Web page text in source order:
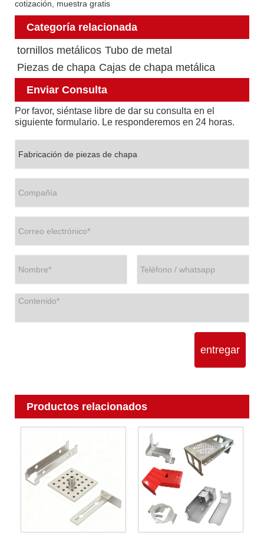
cotización, muestra gratis
Categoría relacionada
tornillos metálicos Tubo de metal
Piezas de chapa Cajas de chapa metálica
Enviar Consulta
Por favor, siéntase libre de dar su consulta en el
siguiente formulario. Le responderemos en 24 horas.
entregar
Productos relacionados